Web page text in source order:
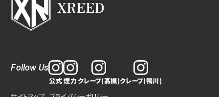
Follow Us
公式 煙力 クレープ(高槻)クレープ(鴨川)